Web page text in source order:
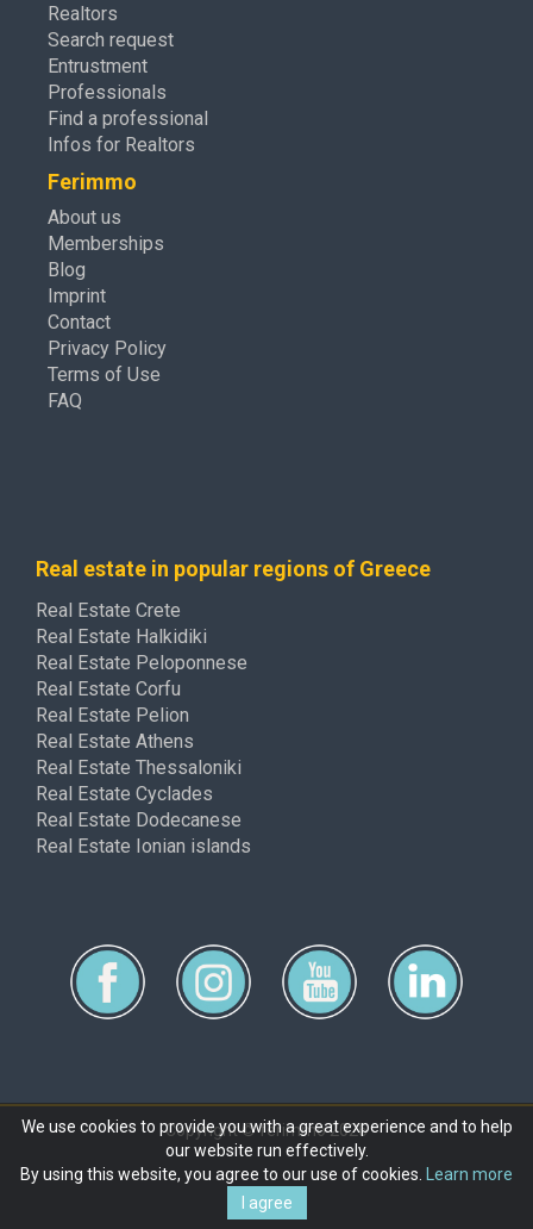
Realtors
Search request
Entrustment
Professionals
Find a professional
Infos for Realtors
Ferimmo
About us
Memberships
Blog
Imprint
Contact
Privacy Policy
Terms of Use
FAQ
Real estate in popular regions of Greece
Real Estate Crete
Real Estate Halkidiki
Real Estate Peloponnese
Real Estate Corfu
Real Estate Pelion
Real Estate Athens
Real Estate Thessaloniki
Real Estate Cyclades
Real Estate Dodecanese
Real Estate Ionian islands
Copyright © ferimmo 2026
We use cookies to provide you with a great experience and to help
our website run effectively.
By using this website, you agree to our use of cookies.
Learn more
I agree